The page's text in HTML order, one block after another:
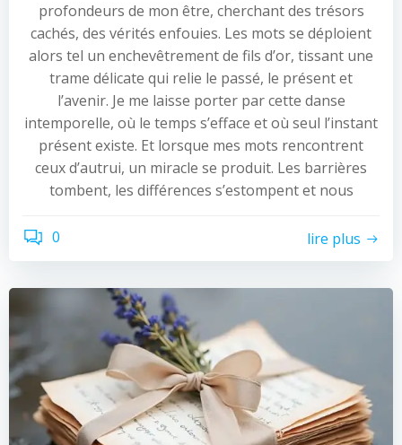
profondeurs de mon être, cherchant des trésors
cachés, des vérités enfouies. Les mots se déploient
alors tel un enchevêtrement de fils d’or, tissant une
trame délicate qui relie le passé, le présent et
l’avenir. Je me laisse porter par cette danse
intemporelle, où le temps s’efface et où seul l’instant
présent existe. Et lorsque mes mots rencontrent
ceux d’autrui, un miracle se produit. Les barrières
tombent, les différences s’estompent et nous
0 lire plus